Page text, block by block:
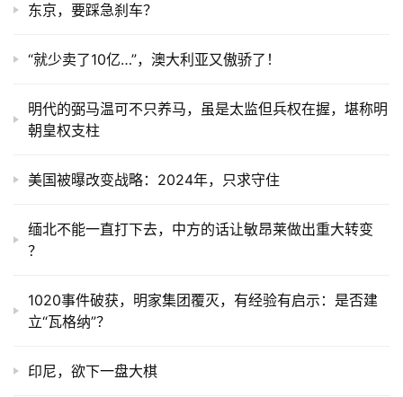
东京，要踩急刹车？
​“就少卖了10亿…”，澳大利亚又傲骄了！
明代的弼马温可不只养马，虽是太监但兵权在握，堪称明
朝皇权支柱
美国被曝改变战略：2024年，只求守住
缅北不能一直打下去，中方的话让敏昂莱做出重大转变
？
1020事件破获，明家集团覆灭，有经验有启示：是否建
立“瓦格纳”？
印尼，欲下一盘大棋